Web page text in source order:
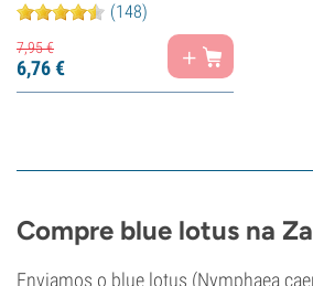
(148)
7,95€
6,76€
Compre blue lotus na
Enviamos o blue lotus (Nymphaea